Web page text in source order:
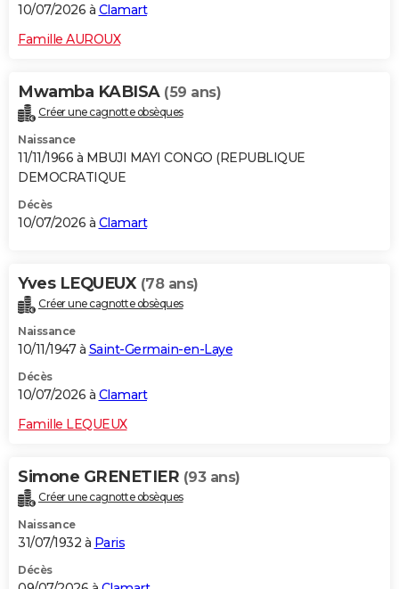
10/07/2026 à Clamart
Famille AUROUX
Mwamba KABISA (59 ans)
Créer une cagnotte obsèques
Naissance
11/11/1966 à MBUJI MAYI CONGO (REPUBLIQUE
DEMOCRATIQUE
Décès
10/07/2026 à Clamart
Yves LEQUEUX (78 ans)
Créer une cagnotte obsèques
Naissance
10/11/1947 à Saint-Germain-en-Laye
Décès
10/07/2026 à Clamart
Famille LEQUEUX
Simone GRENETIER (93 ans)
Créer une cagnotte obsèques
Naissance
31/07/1932 à Paris
Décès